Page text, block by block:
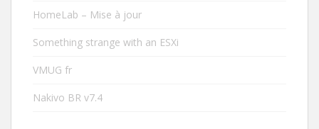
HomeLab – Mise à jour
Something strange with an ESXi
VMUG fr
Nakivo BR v7.4